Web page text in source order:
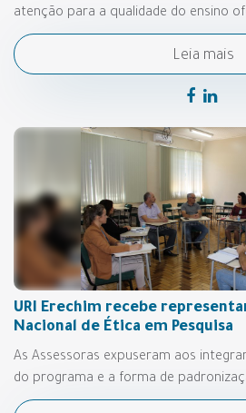
atenção para a qualidade do ensino
Leia mais
URI Erechim recebe
Nacional de Ética em Pesquisa
As Assessoras expuseram aos
do programa e a forma de